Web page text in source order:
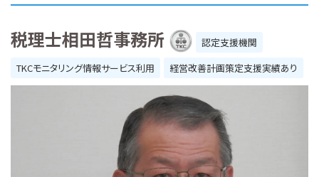
税理士相田哲事務所
認定支援機関
TKCモニタリング情報サービス利用
経営改善計画策定支援実績あり